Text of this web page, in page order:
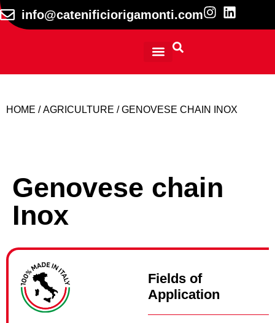
info@catenificiorigamonti.com
HOME /AGRICULTURE / GENOVESE CHAIN INOX
Genovese chain
Inox
Fields of
Application